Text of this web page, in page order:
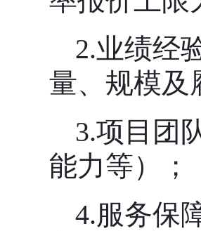
2.业绩经
量、规模及
3.项目团
能力等）；
4.服务保